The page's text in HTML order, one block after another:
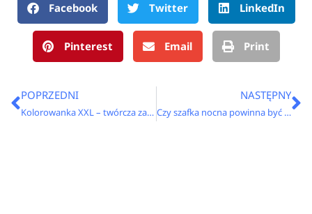
Facebook Twitter LinkedIn
Pinterest Email Print
Prev
POPRZEDNI
Kolorowanka XXL – twórcza zabawa dla całej rodziny
NASTĘPNY
Czy szafka nocna powinna być wyższa od łóżka?